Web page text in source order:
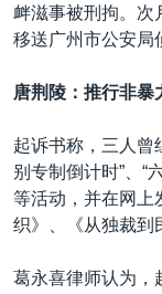
衅滋事被刑拘。次
移送广州市公安局
唐荆陵：推行非暴
起诉书称，三人曾
别专制倒计时”、“
等活动，并在网上
织》、《从独裁到
葛永喜律师认为，